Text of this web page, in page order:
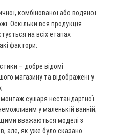
комбінованої або водяної
Оскільки вся продукція
на всіх етапах
фактори:
– добре відомі
магазину та відображені у
сушаря нестандартної
у маленькій ванній;
вважаються моделі з
але, як уже було сказано